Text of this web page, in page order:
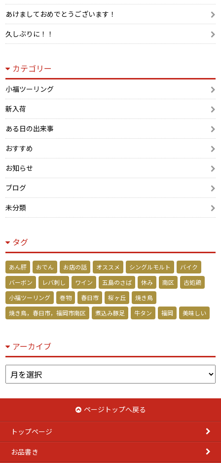
あけましておめでとうございます！
久しぶりに！！
カテゴリー
小福ツーリング
新入荷
ある日の出来事
おすすめ
お知らせ
ブログ
未分類
タグ
あん肝 おでん お店の話 オススメ シングルモルト
バイク
バーボン
レバ刺し ワイン 五島のさば 休み 南区
古処鶏
小福ツーリング
巻物 春日市 桜ヶ丘
焼き鳥
焼き鳥，春日市，福岡市南区
煮込み豚足 牛タン 福岡 美味しい
アーカイブ
ア
ー
ブ
ページトップへ戻る
トップページ
お品書き